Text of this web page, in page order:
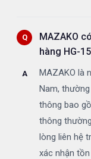
MAZAKO
hàng HG-
MAZAKO là
Nam,
thông bao
thông
lòng liên hệ
xác nhận